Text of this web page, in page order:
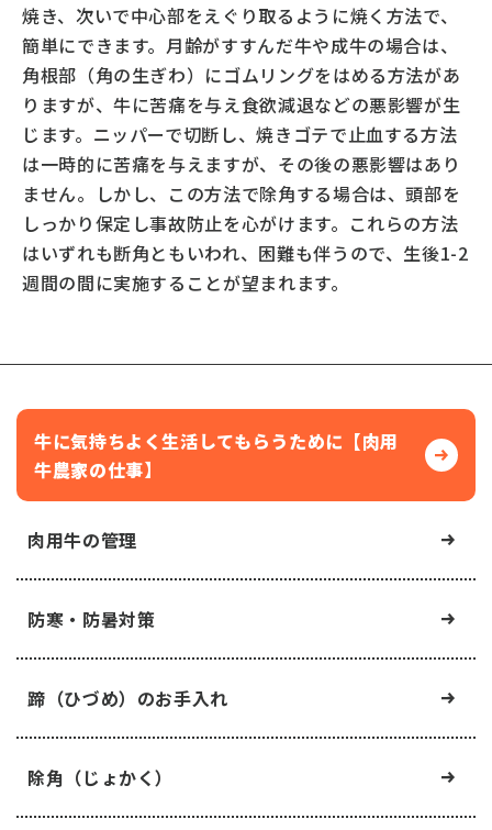
焼き、次いで中心部をえぐり取るように焼く方法で、
簡単にできます。月齢がすすんだ牛や成牛の場合は、
角根部（角の生ぎわ）にゴムリングをはめる方法があ
りますが、牛に苦痛を与え食欲減退などの悪影響が生
じます。ニッパーで切断し、焼きゴテで止血する方法
は一時的に苦痛を与えますが、その後の悪影響はあり
ません。しかし、この方法で除角する場合は、頭部を
しっかり保定し事故防止を心がけます。これらの方法
はいずれも断角ともいわれ、困難も伴うので、生後1-2
週間の間に実施することが望まれます。
牛に気持ちよく生活してもらうために【肉用
牛農家の仕事】
肉用牛の管理
防寒・防暑対策
蹄（ひづめ）のお手入れ
除角（じょかく）